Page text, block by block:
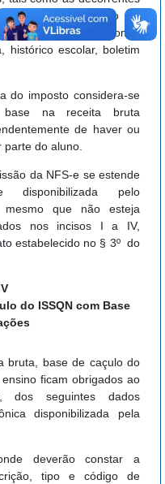
fornecimento de
certificado, diploma,
histórico escolar, boletim
do imposto considera-se
na receita bruta
de haver ou
do aluno.
da NFS-e se estende
pelo
mesmo que não esteja
nos incisos I a IV,
estabelecido no § 3º do
do ISSQN com Base
bruta, base de caçulo do
ficam obrigados ao
dos seguintes dados
disponibilizada pela
deverão constar a
tipo e código de